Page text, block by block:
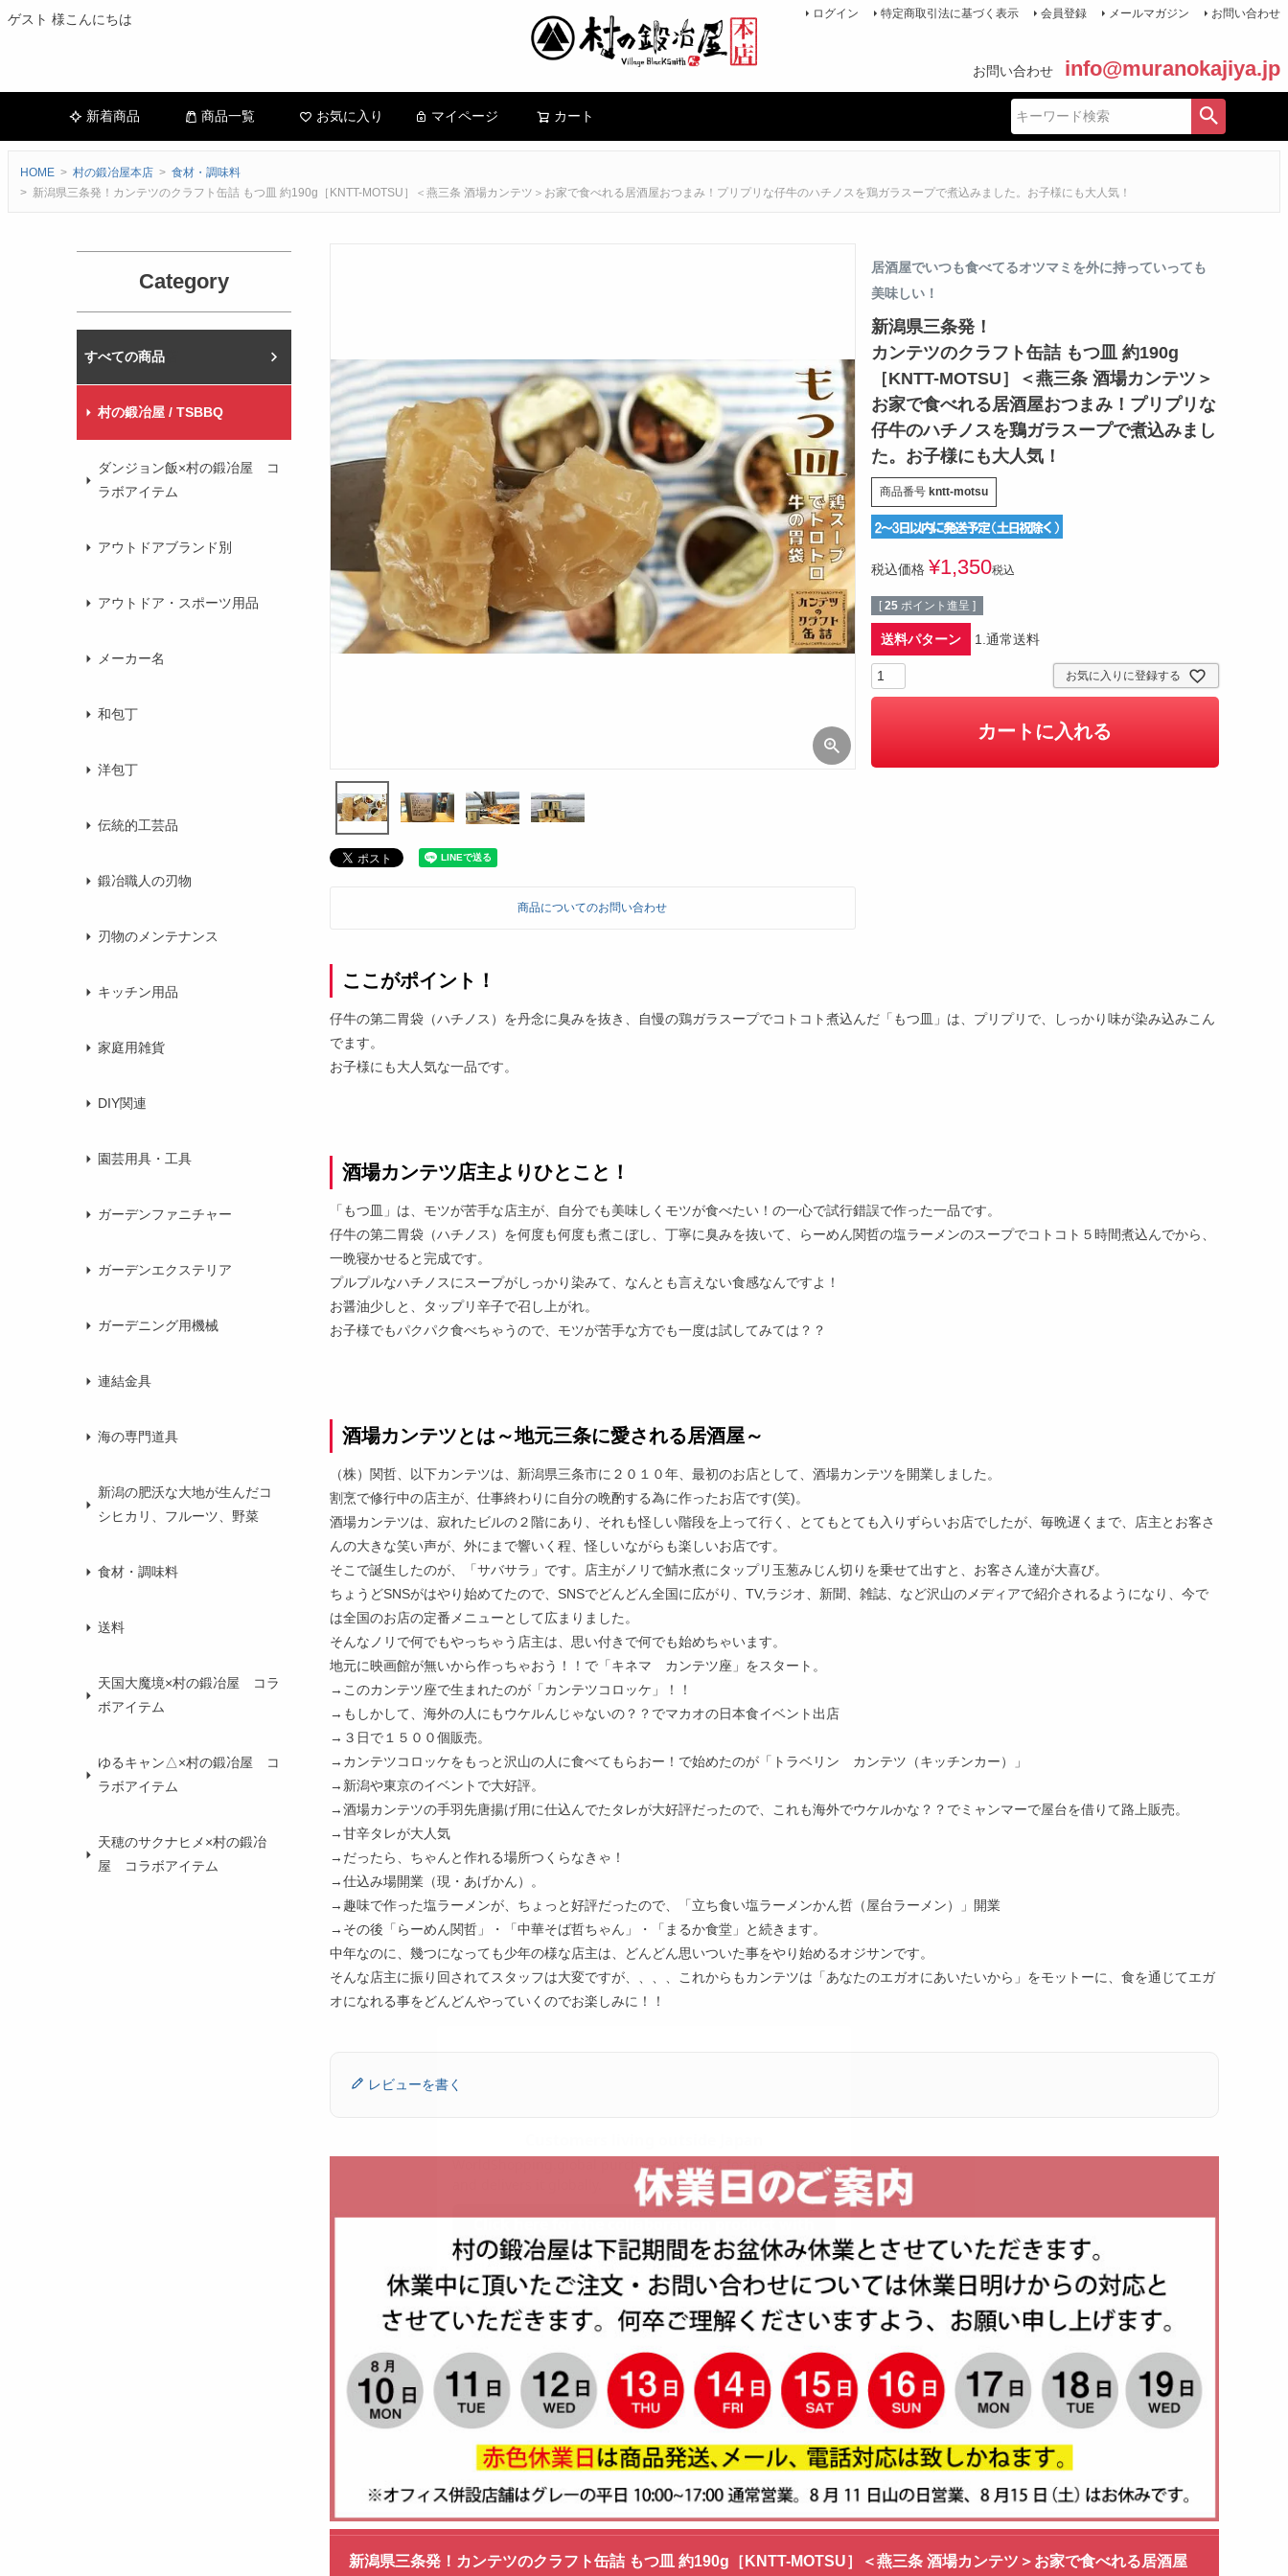
ゲスト 様こんにちは ログイン 特定商取引法に基づく表示 会員登録 メールマガジン お問い合わせ
お問い合わせ info@muranokajiya.jp
新着商品 商品一覧 お気に入り マイページ カート
HOME 村の鍛冶屋本店
食材・調味料
新潟県三条発！カンテツのクラフト缶詰 もつ皿 約190g［KNTT-MOTSU］＜燕三条 酒場カンテツ＞お家で食べれる居酒屋おつまみ！プリプリな仔牛のハチノスを鶏ガラスープで煮込みました。お子様にも大人気！
Category
村の鍛冶屋本店
村の鍛冶屋 / TSBBQ
ダンジョン飯×村の鍛冶屋 コ
ラボアイテム
アウトドアブランド別
アウトドア・スポーツ用品
メーカー名
和包丁
洋包丁
伝統的工芸品
鍛冶職人の刃物
刃物のメンテナンス
キッチン用品
家庭用雑貨
DIY関連
園芸用具・工具
ガーデンファニチャー
ガーデンエクステリア
ガーデニング用機械
連結金具
海の専門道具
新潟の肥沃な大地が生んだコ
シヒカリ、フルーツ、野菜
食材・調味料
送料
天国大魔境×村の鍛冶屋 コラ
ボアイテム
ゆるキャン△×村の鍛冶屋 コ
ラボアイテム
天穂のサクナヒメ×村の鍛冶
屋 コラボアイテム
商品についてのお問い合わせ
居酒屋でいつも食べてるオツマミを外に持っていっても
美味しい！
新潟県三条発！
カンテツのクラフト缶詰 もつ皿 約190g
［KNTT-MOTSU］＜燕三条 酒場カンテツ＞
お家で食べれる居酒屋おつまみ！プリプリな
仔牛のハチノスを鶏ガラスープで煮込みまし
た。お子様にも大人気！
商品番号 kntt-motsu
税込価格 ¥1,350税込
[ 25 ポイント進呈 ]
送料パターン 1.通常送料
お気に入りに登録する
カートに入れる
ここがポイント！
仔牛の第二胃袋（ハチノス）を丹念に臭みを抜き、自慢の鶏ガラスープでコトコト煮込んだ「もつ皿」は、プリプリで、しっかり味が染み込みこん
でます。
お子様にも大人気な一品です。
酒場カンテツ店主よりひとこと！
「もつ皿」は、モツが苦手な店主が、自分でも美味しくモツが食べたい！の一心で試行錯誤で作った一品です。
仔牛の第二胃袋（ハチノス）を何度も何度も煮こぼし、丁寧に臭みを抜いて、らーめん関哲の塩ラーメンのスープでコトコト５時間煮込んでから、
一晩寝かせると完成です。
プルプルなハチノスにスープがしっかり染みて、なんとも言えない食感なんですよ！
お醤油少しと、タップリ辛子で召し上がれ。
お子様でもパクパク食べちゃうので、モツが苦手な方でも一度は試してみては？？
酒場カンテツとは～地元三条に愛される居酒屋～
（株）関哲、以下カンテツは、新潟県三条市に２０１０年、最初のお店として、酒場カンテツを開業しました。
割烹で修行中の店主が、仕事終わりに自分の晩酌する為に作ったお店です(笑)。
酒場カンテツは、寂れたビルの２階にあり、それも怪しい階段を上って行く、とてもとても入りずらいお店でしたが、毎晩遅くまで、店主とお客さ
んの大きな笑い声が、外にまで響いく程、怪しいながらも楽しいお店です。
そこで誕生したのが、「サバサラ」です。店主がノリで鯖水煮にタップリ玉葱みじん切りを乗せて出すと、お客さん達が大喜び。
ちょうどSNSがはやり始めてたので、SNSでどんどん全国に広がり、TV,ラジオ、新聞、雑誌、など沢山のメディアで紹介されるようになり、今で
は全国のお店の定番メニューとして広まりました。
そんなノリで何でもやっちゃう店主は、思い付きで何でも始めちゃいます。
地元に映画館が無いから作っちゃおう！！で「キネマ カンテツ座」をスタート。
→このカンテツ座で生まれたのが「カンテツコロッケ」！！
→もしかして、海外の人にもウケルんじゃないの？？でマカオの日本食イベント出店
→３日で１５００個販売。
→カンテツコロッケをもっと沢山の人に食べてもらおー！で始めたのが「トラベリン カンテツ（キッチンカー）」
→新潟や東京のイベントで大好評。
→酒場カンテツの手羽先唐揚げ用に仕込んでたタレが大好評だったので、これも海外でウケルかな？？でミャンマーで屋台を借りて路上販売。
→甘辛タレが大人気
→だったら、ちゃんと作れる場所つくらなきゃ！
→仕込み場開業（現・あげかん）。
→趣味で作った塩ラーメンが、ちょっと好評だったので、「立ち食い塩ラーメンかん哲（屋台ラーメン）」開業
→その後「らーめん関哲」・「中華そば哲ちゃん」・「まるか食堂」と続きます。
中年なのに、幾つになっても少年の様な店主は、どんどん思いついた事をやり始めるオジサンです。
そんな店主に振り回されてスタッフは大変ですが、、、、これからもカンテツは「あなたのエガオにあいたいから」をモットーに、食を通じてエガ
オになれる事をどんどんやっていくのでお楽しみに！！
レビューを書く
新潟県三条発！カンテツのクラフト缶詰 もつ皿 約190g［KNTT-MOTSU］＜燕三条 酒場カンテツ＞お家で食べれる居酒屋